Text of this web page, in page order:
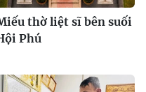
thờ liệt sĩ bên suối
Phú